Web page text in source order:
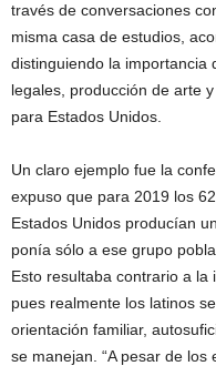
través de conversaciones
misma casa de estudios,
distinguiendo la importancia
legales, producción de arte
para Estados Unidos.
Un claro ejemplo fue la
expuso que para 2019 los
Estados Unidos producían
ponía sólo a ese grupo
Esto resultaba contrario a
pues realmente los latinos
orientación familiar,
se manejan. “A pesar de